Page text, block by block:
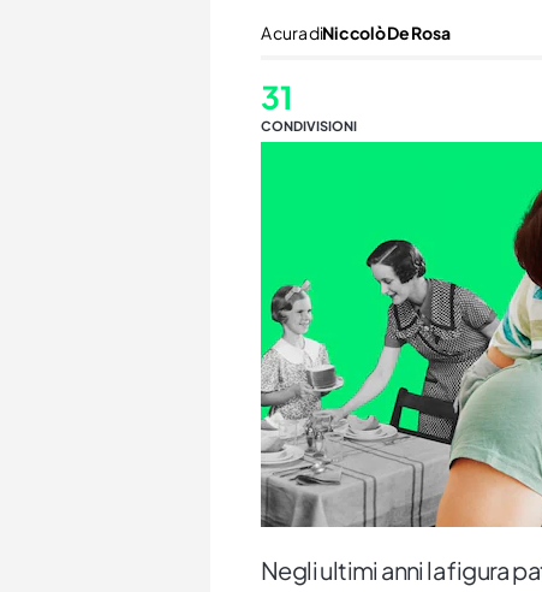
A cura diNiccolò De Rosa
31
CONDIVISIONI
Negli ultimi anni la figura